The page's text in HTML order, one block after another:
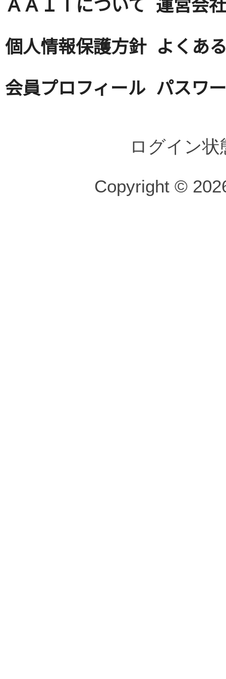
個人情報保護方針 よくあ
会員プロフィール パスワ
ログイン
Copyright ©